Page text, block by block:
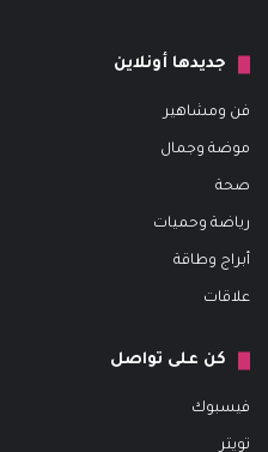
جديدها أونلاين
فن ومشاهير
موضة وجمال
صحة
رياضة وحميات
أبراج وطاقة
علاقات
كن على تواصل
فيسبوك
تويتر